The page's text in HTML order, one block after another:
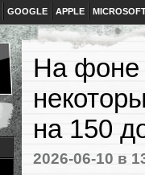
GOOGLE APPLE
На фоне
на 150
2026-06-10 в